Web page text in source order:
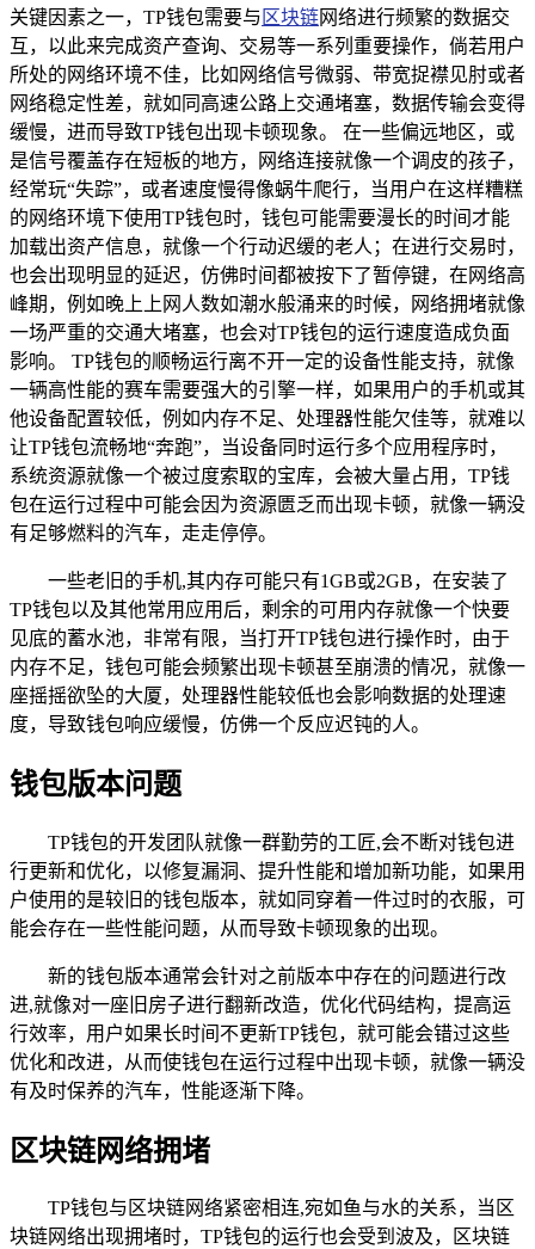
关键因素之一，TP钱包需要与 区块链网络进行频繁的数据交
互，以此来完成资产查询、交易等一系列重要操作，倘若用户
所处的网络环境不佳，比如网络信号微弱、带宽捉襟见肘或者
网络稳定性差，就如同高速公路上交通堵塞，数据传输会变得
缓慢，进而导致TP钱包出现卡顿现象。 在一些偏远地区，或
是信号覆盖存在短板的地方，网络连接就像一个调皮的孩子，
经常玩“失踪”，或者速度慢得像蜗牛爬行，当用户在这样糟糕
的网络环境下使用TP钱包时，钱包可能需要漫长的时间才能
加载出资产信息，就像一个行动迟缓的老人；在进行交易时，
也会出现明显的延迟，仿佛时间都被按下了暂停键，在网络高
峰期，例如晚上上网人数如潮水般涌来的时候，网络拥堵就像
一场严重的交通大堵塞，也会对TP钱包的运行速度造成负面
影响。 TP钱包的顺畅运行离不开一定的设备性能支持，就像
一辆高性能的赛车需要强大的引擎一样，如果用户的手机或其
他设备配置较低，例如内存不足、处理器性能欠佳等，就难以
让TP钱包流畅地“奔跑”，当设备同时运行多个应用程序时，
系统资源就像一个被过度索取的宝库，会被大量占用，TP钱
包在运行过程中可能会因为资源匮乏而出现卡顿，就像一辆没
有足够燃料的汽车，走走停停。
一些老旧的手机,其内存可能只有1GB或2GB，在安装了
TP钱包以及其他常用应用后，剩余的可用内存就像一个快要
见底的蓄水池，非常有限，当打开TP钱包进行操作时，由于
内存不足，钱包可能会频繁出现卡顿甚至崩溃的情况，就像一
座摇摇欲坠的大厦，处理器性能较低也会影响数据的处理速
度，导致钱包响应缓慢，仿佛一个反应迟钝的人。
钱包版本问题
TP钱包的开发团队就像一群勤劳的工匠,会不断对钱包进
行更新和优化，以修复漏洞、提升性能和增加新功能，如果用
户使用的是较旧的钱包版本，就如同穿着一件过时的衣服，可
能会存在一些性能问题，从而导致卡顿现象的出现。
新的钱包版本通常会针对之前版本中存在的问题进行改
进,就像对一座旧房子进行翻新改造，优化代码结构，提高运
行效率，用户如果长时间不更新TP钱包，就可能会错过这些
优化和改进，从而使钱包在运行过程中出现卡顿，就像一辆没
有及时保养的汽车，性能逐渐下降。
区块链网络拥堵
TP钱包与区块链网络紧密相连,宛如鱼与水的关系，当区
块链网络出现拥堵时，TP钱包的运行也会受到波及，区块链